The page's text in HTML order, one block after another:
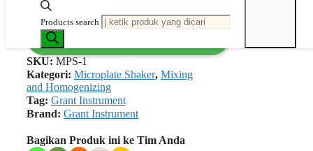
Products search
Request Quotation
SKU: MPS-1
Kategori: Microplate Shaker, Mixing
and Homogenizing
Tag: Grant Instrument
Brand: Grant Instrument
Bagikan Produk ini ke Tim Anda